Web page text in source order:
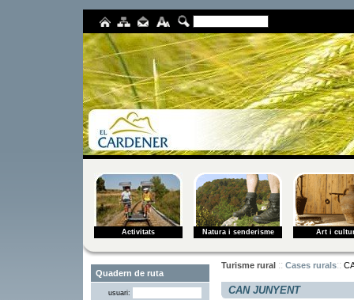
Activitats Natura i senderisme Art i
usuari:
Turisme rural :: Cases rurals::
CAN JUNYENT